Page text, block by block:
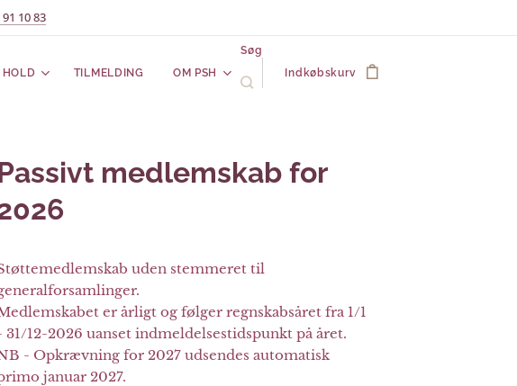
10 83
HOLD TILMELDING OM PSH
Søg
Indkøbskurv
medlemskab for
uden stemmeret til
er årligt og følger regnskabsåret fra 1/1
31/12-2026 uanset indmeldelsestidspunkt på året.
- Opkrævning for 2027 udsendes automatisk
januar 2027.